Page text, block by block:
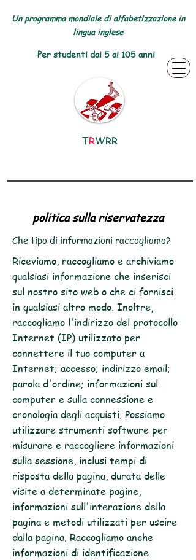
Un programma mondiale di alfabetizzazione in
lingua inglese
Per studenti dai 5 ai 105 anni
TRWRR
politica sulla riservatezza
Che tipo di informazioni raccogliamo?
Riceviamo, raccogliamo e archiviamo
qualsiasi informazione che inserisci
sul nostro sito web o che ci fornisci
in qualsiasi altro modo. Inoltre,
raccogliamo l'indirizzo del protocollo
Internet (IP) utilizzato per
connettere il tuo computer a
Internet; accesso; indirizzo email;
parola d'ordine; informazioni sul
computer e sulla connessione e
cronologia degli acquisti. Possiamo
utilizzare strumenti software per
misurare e raccogliere informazioni
sulla sessione, inclusi tempi di
risposta della pagina, durata delle
visite a determinate pagine,
informazioni sull'interazione della
pagina e metodi utilizzati per uscire
dalla pagina. Raccogliamo anche
informazioni di identificazione